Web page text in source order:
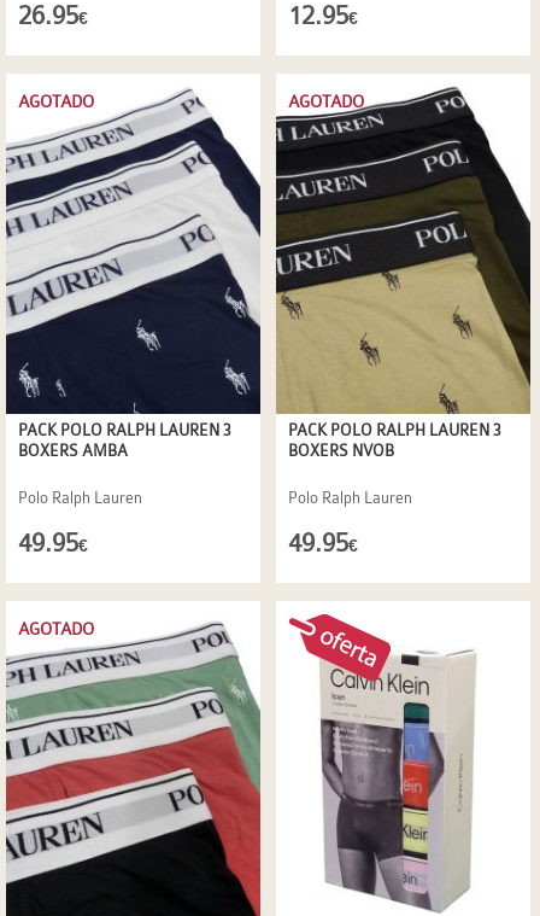
26.95€ 12.95€
PACK POLO RALPH LAUREN 3
BOXERS AMBA
Polo Ralph Lauren
AGOTADO
49.95€
PACK POLO RALPH LAUREN 3
BOXERS NVOB
Polo Ralph Lauren
AGOTADO
49.95€
AGOTADO